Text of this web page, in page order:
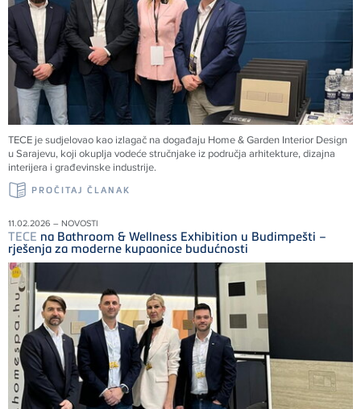
TECE je sudjelovao kao izlagač na događaju Home & Garden Interior Design
u Sarajevu, koji okuplja vodeće stručnjake iz područja arhitekture, dizajna
interijera i građevinske industrije.
PROČITAJ ČLANAK
11.02.2026 – NOVOSTI
TECE na Bathroom & Wellness Exhibition u Budimpešti –
rješenja za moderne kupaonice budućnosti